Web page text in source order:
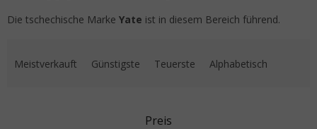
Die tschechische Marke Yate ist in diesem Bereich führend.
Meistverkauft Günstigste Teuerste Alphabetisch
Preis